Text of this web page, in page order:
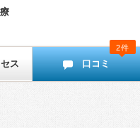
ス 口コミ
2件